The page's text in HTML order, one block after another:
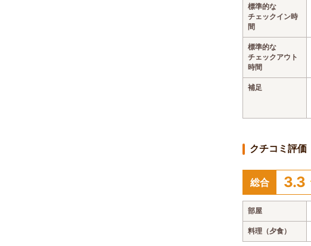
標準的な
チェックイン時
間
標準的な
チェックアウト
時間
補足
クチコミ評価
総合 3.3
部屋
料理（夕食）